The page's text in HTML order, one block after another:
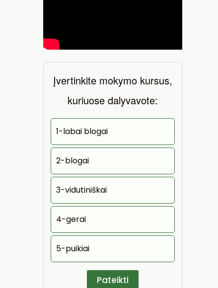
Įvertinkite mokymo kursus,
kuriuose dalyvavote:
1-labai blogai
2-blogai
3-vidutiniškai
4-gerai
5-puikiai